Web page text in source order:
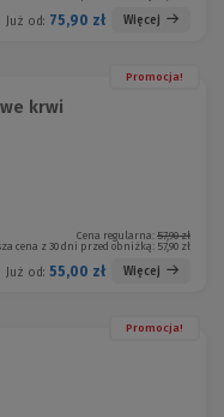
Już od: 75,90 zł Więcej
Promocja!
krwi
Cena regularna: 57,90 zł
cena z 30 dni przed obniżką: 57,90 zł
Już od: 55,00 zł Więcej
Promocja!